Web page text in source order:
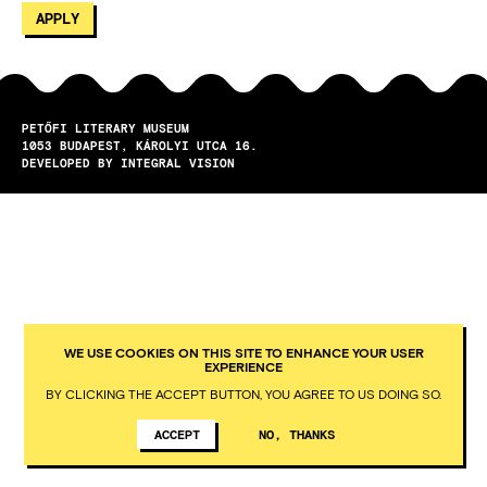
PETŐFI LITERARY MUSEUM
1053
BUDAPEST
KÁROLYI UTCA 16.
DEVELOPED BY INTEGRAL VISION
WE USE COOKIES ON THIS SITE TO ENHANCE YOUR USER
EXPERIENCE
BY CLICKING THE ACCEPT BUTTON, YOU AGREE TO US DOING SO.
ACCEPT NO, THANKS